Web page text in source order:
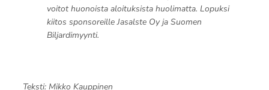
voitot huonoista aloituksista huolimatta. Lopuksi
kiitos sponsoreille Jasalste Oy ja Suomen
Biljardimyynti.
Teksti: Mikko Kauppinen